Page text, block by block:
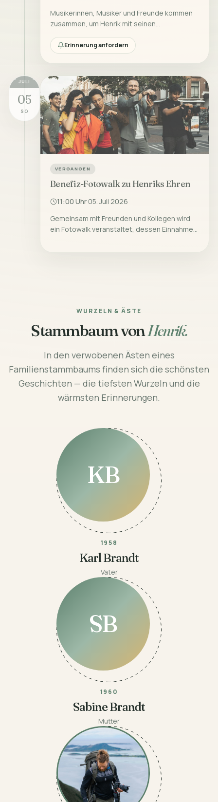
Musikerinnen, Musiker und Freunde kommen
zusammen, um Henrik mit seinen
Erinnerungen zu ehren.
Erinnerung anfordern
JULI
05
SO
VERGANGEN
Benefiz-Fotowalk zu Henriks Ehren
11:00 Uhr·05. Juli 2026
Gemeinsam mit Freunden und Kollegen wird
ein Fotowalk veranstaltet, dessen Einnahmen
WURZELN & ÄSTE
Stammbaum vonHenrik.
In den verwobenen Ästen eines
Familienstammbaums finden sich die schönsten
Geschichten — die tiefsten Wurzeln und die
wärmsten Erinnerungen.
KB
1958
Karl Brandt
Vater
SB
1960
Sabine Brandt
Mutter